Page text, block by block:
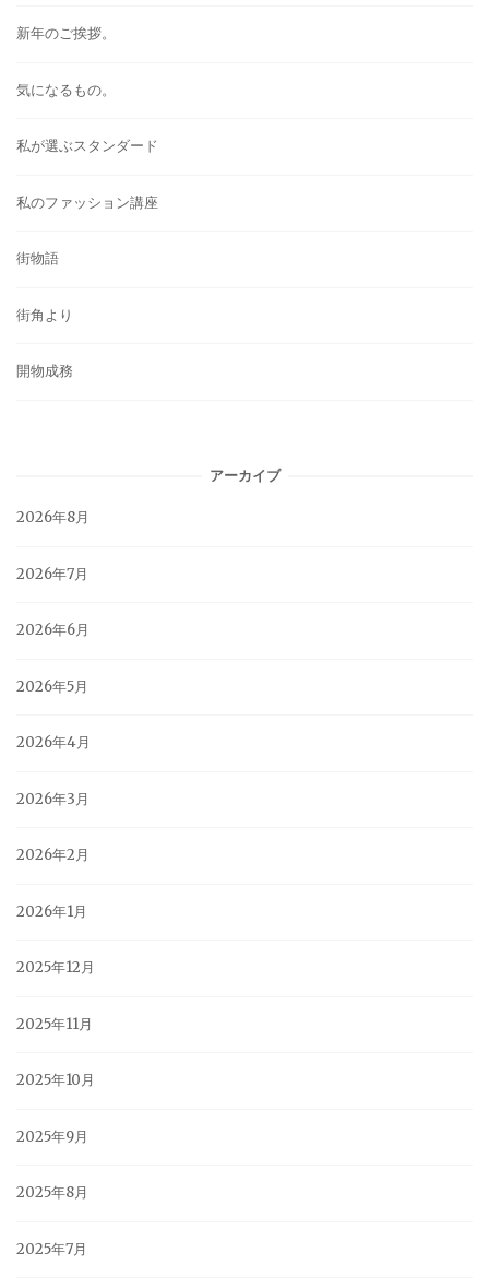
新年のご挨拶。
気になるもの。
私が選ぶスタンダード
私のファッション講座
街物語
街角より
開物成務
アーカイブ
2026年8月
2026年7月
2026年6月
2026年5月
2026年4月
2026年3月
2026年2月
2026年1月
2025年12月
2025年11月
2025年10月
2025年9月
2025年8月
2025年7月